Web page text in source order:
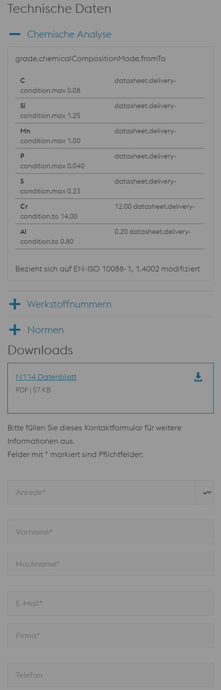
Technische Daten
Chemische Analyse
grade.chemicalCompositionMode.fromTo
datasheet.delivery-
condition.max 0.08
datasheet.delivery-
condition.max 1.25
datasheet.delivery-
condition.max 1.00
datasheet.delivery-
condition.max 0.040
datasheet.delivery-
condition.max 0.23
12.00 datasheet.delivery-
condition.to 14.00
0.20 datasheet.delivery-
condition.to 0.80
Bezieht sich auf EN-ISO 10088-1, 1.4002 modifiziert
Werkstoffnummern
Normen
Downloads
N114 Datenblatt
PDF | 57 KB
Bitte füllen Sie dieses Kontaktformular für weitere
Informationen aus.
Felder mit * markiert sind Pflichtfelder:
Anrede*
Vorname*
Nachname*
E-Mail*
Firma*
Telefon